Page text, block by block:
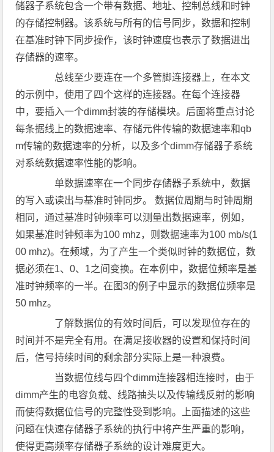
储器子系统包含一个带有数据、地址、控制总线和时钟
的存储控制器。该系统与所有的信号同步，数据和控制
在基准时钟下同步操作，该时钟速度也表示了数据进出
存储器的速率。
总线至少要连在一个多管脚连接器上，在本文
的示例中，使用了四个这样的连接器。在每个连接器
中，要插入一个dimm封装的存储模块。后面将重点讨论
每条据线上的数据速率、存储元件传输的数据速率和qb
m传输的数据速率的分析，以及多个dimm存储器子系统
对系统数据速率性能的影响。
单数据速率在一个同步存储器子系统中，数据
的写入或读出与基准时钟同步。 数据位周期与时钟周期
相同，通过基准时钟频率可以测量出数据速率，例如，
如果基准时钟频率为100 mhz，则数据速率为100 mb/s(1
00 mhz)。在频域，为了产生一个类似时钟的数据位，数
据必须在1、0、1之间变换。在本例中，数据位频率是基
准时钟频率的一半。在图3的例子中显示的数据位频率是
50 mhz。
了解数据位的有效时间后，可以发现位存在的
时间并不是完全有用。在满足接收器的设置和保持时间
后，信号持续时间的剩余部分实际上是一种浪费。
当数据位线与四个dimm连接器相连接时，由于
dimm产生的电容负载、线路抽头以及传输线反射的影响
而使得数据位信号的完整性受到影响。上面描述的这些
问题在快速存储器子系统的执行中将产生严重的影响，
使得更高频率存储器子系统的设计难度更大。